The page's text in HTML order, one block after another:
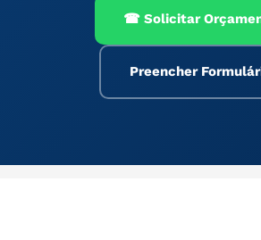
☎ Solicitar
Preencher